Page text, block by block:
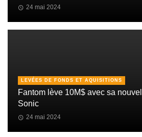
24 mai 2024
LEVÉES DE FONDS ET AQUISITIONS
Fantom lève 10M$ avec sa
Sonic
24 mai 2024